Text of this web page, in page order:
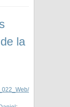
la